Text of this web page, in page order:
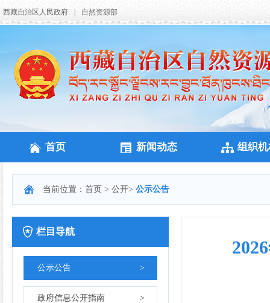
西藏自治区人民政府 自然资源部
首页 新闻动态 组织
当前位置： 首页 > 公开> 公示公告
栏目导航
公示公告 >
政府信息公开指南 >